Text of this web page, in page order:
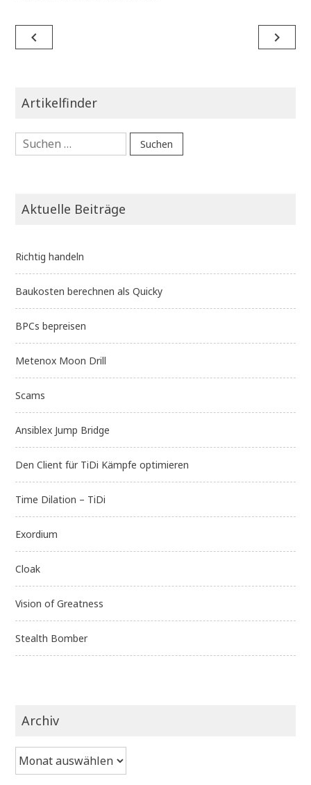
Beitragsnavigation
navigate_before navigate_next
Artikelfinder
Suchen
nach:
Aktuelle Beiträge
Richtig handeln
Baukosten berechnen als Quicky
BPCs bepreisen
Metenox Moon Drill
Scams
Ansiblex Jump Bridge
Den Client für TiDi Kämpfe optimieren
Time Dilation – TiDi
Exordium
Cloak
Vision of Greatness
Stealth Bomber
Archiv